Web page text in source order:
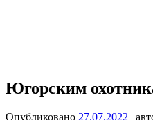
Югорским
Опубликовано 27.07.2022 |